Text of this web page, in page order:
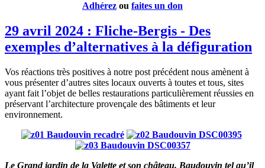
Adhérez ou faites un don
29 avril 2024 : Fliche-Bergis - Des
exemples d’alternatives à la défiguration
Vos réactions très positives à notre post précédent nous amènent à
vous présenter d’autres sites locaux ouverts à toutes et tous, sites
ayant fait l’objet de belles restaurations particulièrement réussies en
préservant l’architecture provençale des bâtiments et leur
environnement.
Le Grand jardin de la Valette et son château. Baudouvin tel qu’il